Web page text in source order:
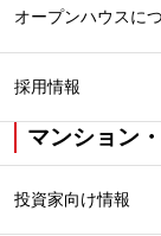
オープンハウスに
採用情報
マンション
投資家向け情報